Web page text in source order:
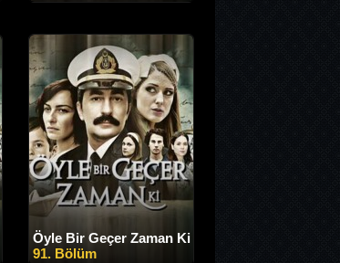
Öyle Bir Geçer Zaman Ki
91. Bölüm